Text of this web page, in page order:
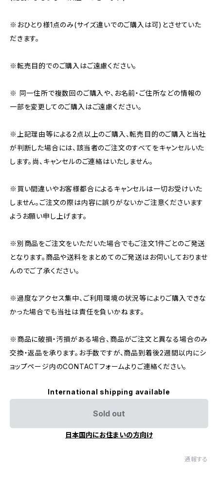
※おひとり様1点のみ(サイズ違いでのご購入は可)とさせていた
だきます。
※転売目的でのご購入はご遠慮ください。
※ 同一住所で複数回のご購入や、お名前・ご住所などの情報の
一部を変更してのご購入はご遠慮ください。
※上記理由等による2点以上のご購入、転売目的のご購入と当社
が判断した場合には、該当者のご注文のすべてをキャンセルいた
します。尚、キャンセルのご連絡はいたしません。
※買い間違いやお客様都合によるキャンセルは一切お受けいた
しません。ご注文の際は内容に誤りがないかご注意くださいます
ようお願い申し上げます。
※別商品をご注文をいただいた場合でもご注文1件ごとのご発送
となります。商品や送料をまとめてのご発送はお伺いしておりませ
んのでご了承ください。
※過度なアクセス集中、ご利用環境の状況等によりご購入できな
かった場合でも当社は責任を負いかねます。
※商品に破損・汚損がある場合、商品がご注文と異なる場合のみ
交換・返品を承ります。お手数ですが、商品到着後2週間以内にシ
ョップページ内のCONTACTフォームよりご連絡ください。
International shipping available
Sold out
日本国内にお住まいの方向け
通報する